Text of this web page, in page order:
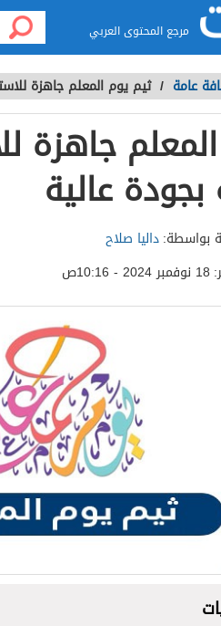
مرجع المحتوى العربي
عامة / ثيم يوم المعلم جاهزة
جاهزة
بجودة عالية
بواسطة:داليا صلاح
18 نوفمبر 2024 - 10:16ص